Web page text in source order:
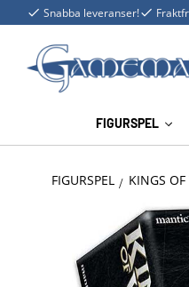
Snabba leveranser!
FIGURSPEL
FIGURSPEL KINGS OF